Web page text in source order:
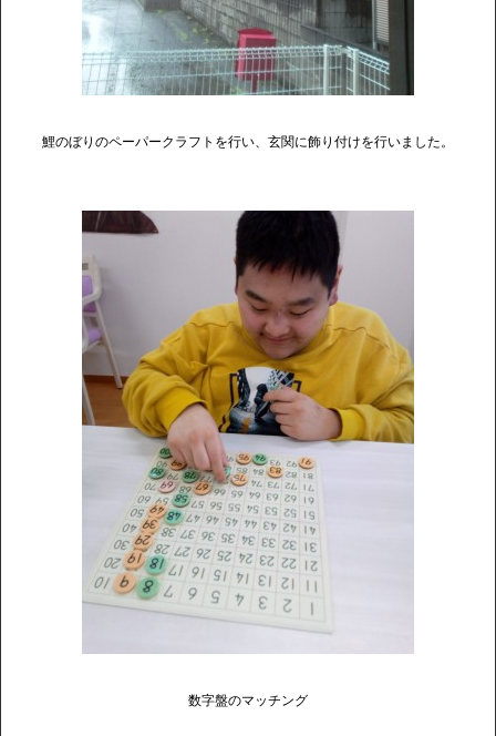
鯉のぼりのペーパークラフトを行い、玄関に飾り付けを行いました。
数字盤のマッチング